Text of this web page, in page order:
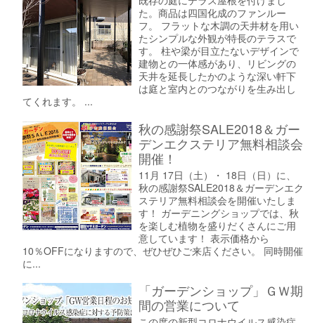
た。商品は四国化成のファンルー
フ。 フラットな木調の天井材を用い
たシンプルな外観が特長のテラスで
す。 柱や梁が目立たないデザインで
建物との一体感があり、リビングの
天井を延長したかのような深い軒下
は庭と室内とのつながりを生み出し
てくれます。 ...
秋の感謝祭SALE2018＆ガー
デンエクステリア無料相談会
開催！
11月 17日（土）・ 18日（日）に、
秋の感謝祭SALE2018＆ガーデンエク
ステリア無料相談会を開催いたしま
す！ ガーデニングショップでは、秋
を楽しむ植物を盛りだくさんにご用
意しています！ 表示価格から
10％OFFになりますので、ぜひぜひご来店ください。 同時開催
に...
「ガーデンショップ」ＧＷ期
間の営業について